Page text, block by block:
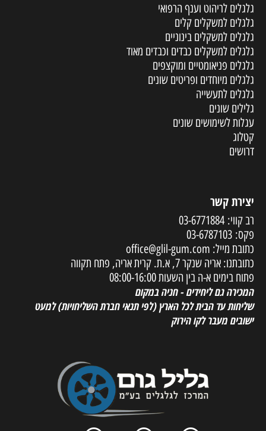
גלגלים לריהוט וענף הרפואי
גלגלים למשקלים קלים
גלגלים למשקלים בינוניים
גלגלים למשקלים כבדים וכבדים מאוד
גלגלים פניאומטיים ומוקצפים
גלגלים מיוחדים ופריטים שונים
גלגלים לתעשייה
גלילים שונים
עגלות לשימושים שונים
קטלוג
דרושים
יצירת קשר
רב קווי:03-6771884
פקס: 03-6787103
כתובת מייל: office@glil-gum.com
כתובתנו: אריה שנקר 7, א.ת. קרית אריה, פתח תקווה
פתוח בימים א-ה בין השעות 08:00-16:00
המכירה גם ליחידים - חניה במקום
שליחות עד הבית לכל הארץ(לפי תנאי חברת השליחויות) למעט
ישובים מעבר לקו הירוק